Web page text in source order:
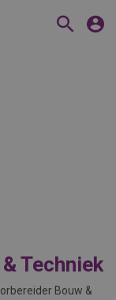
Techniek
Bouw &